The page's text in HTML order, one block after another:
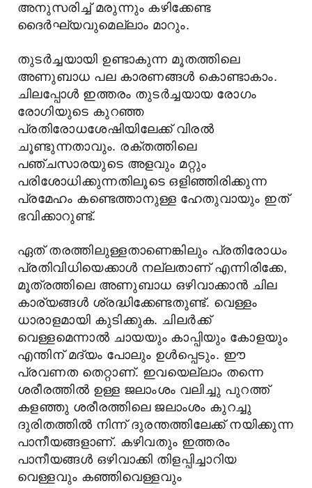
അനുസരിച്ച് മരുന്നും കഴിക്കേണ്ട
ദൈര്‍ഘ്യവുമെല്ലാം മാറും.
തുടര്‍ച്ചയായി ഉണ്ടാകുന്ന മൂതത്തിലെ
അണുബാധ പല കാരണങ്ങള്‍ കൊണ്ടാകാം.
ചിലപ്പോള്‍ ഇത്തരം തുടര്‍ച്ചയായ രോഗം
രോഗിയുടെ കുറഞ്ഞ
പ്രതിരോധശേഷിയിലേക്ക് വിരല്‍
ചൂണ്ടുന്നതാവും. രക്തത്തിലെ
പഞ്ചസാരയുടെ അളവും മറ്റും
പരിശോധിക്കുന്നതിലൂടെ ഒളിഞ്ഞിരിക്കുന്ന
പ്രമേഹം കണ്ടെത്താനുള്ള ഹേതുവായും ഇത്
ഭവിക്കാറുണ്ട്.
ഏത് തരത്തിലുള്ളതാണെങ്കിലും പ്രതിരോധം
പ്രതിവിധിയെക്കാള്‍ നല്ലതാണ് എന്നിരിക്കേ,
മൂത്രത്തിലെ അണുബാധ ഒഴിവാക്കാന്‍ ചില
കാര്യങ്ങള്‍ ശ്രദ്ധിക്കേണ്ടതുണ്ട്. വെള്ളം
ധാരാളമായി കുടിക്കുക. ചിലര്‍ക്ക്
വെള്ളമെന്നാല്‍ ചായയും കാപ്പിയും കോളയും
എന്തിന് മദ്യം പോലും ഉള്‍പ്പെടും. ഈ
പ്രവണത തെറ്റാണ്. ഇവയെല്ലാം തന്നെ
ശരീരത്തില്‍ ഉള്ള ജലാംശം വലിച്ചു പുറത്ത്
കളഞ്ഞു ശരീരത്തിലെ ജലാംശം കുറച്ചു
ദുരിതത്തില്‍ നിന്ന് ദുരന്തത്തിലേക്ക് നയിക്കുന്ന
പാനീയങ്ങളാണ്. കഴിവതും ഇത്തരം
പാനീയങ്ങള്‍ ഒഴിവാക്കി തിളപ്പിച്ചാറിയ
വെള്ളവും കഞ്ഞിവെള്ളവും